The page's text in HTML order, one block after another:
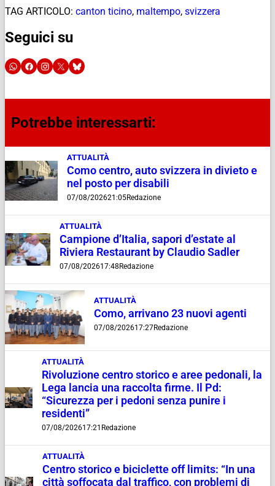
TAG ARTICOLO: canton ticino, maltempo, svizzera
Seguici su
Potrebbe interessarti:
ATTUALITÀ
Como centro, auto svizzera in divieto e
nel posto per disabili
07/08/202621:05Redazione
ATTUALITÀ
Campione d’Italia, sapori d’estate al
Riviera Restaurant by Claudio Sadler
07/08/202617:48 Redazione
ATTUALITÀ
Como, arrivano 23 nuovi agenti
07/08/202617:27Redazione
ATTUALITÀ
Rivoluzione centro storico e aree pedonali, la
Lega lancia una raccolta firme. Il Pd:
“Sicurezza per i pedoni senza punire i
residenti”
07/08/202617:21 Redazione
ATTUALITÀ
Centro storico e biciclette off limits: “In una
città soffocata dal traffico, con problemi di